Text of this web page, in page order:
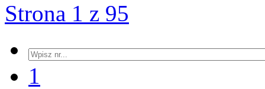
Strona 1 z 95
1